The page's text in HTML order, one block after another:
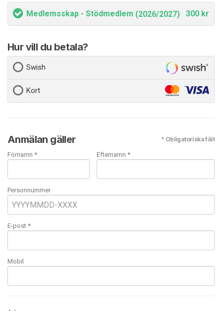
Medlemsskap - Stödmedlem (2026/2027) 300 kr
Hur vill du betala?
Swish
Kort
Anmälan gäller * Obligatoriska fält
Förnamn * Efternamn *
Personnummer
E-post *
Mobil